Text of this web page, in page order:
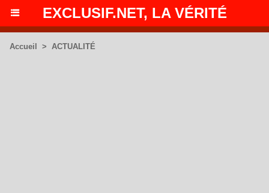
EXCLUSIF.NET, LA VÉRITÉ
Accueil > ACTUALITÉ